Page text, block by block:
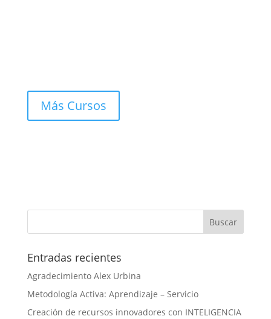
Más Cursos
Entradas recientes
Agradecimiento Alex Urbina
Metodología Activa: Aprendizaje – Servicio
Creación de recursos innovadores con INTELIGENCIA